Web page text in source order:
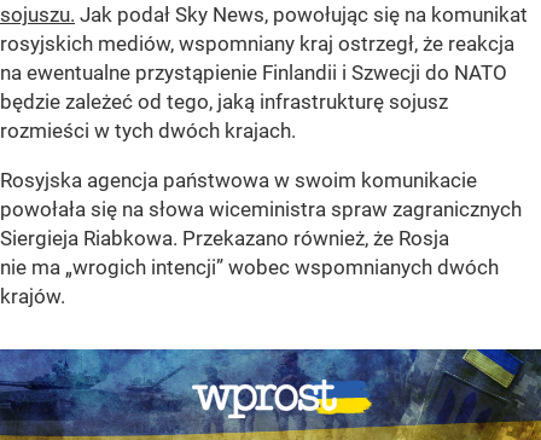
sojuszu. Jak podał Sky News, powołując się na komunikat
rosyjskich mediów, wspomniany kraj ostrzegł, że reakcja
na ewentualne przystąpienie Finlandii i Szwecji do NATO
będzie zależeć od tego, jaką infrastrukturę sojusz
rozmieści w tych dwóch krajach.
Rosyjska agencja państwowa w swoim komunikacie
powołała się na słowa wiceministra spraw zagranicznych
Siergieja Riabkowa. Przekazano również, że Rosja
nie ma „wrogich intencji” wobec wspomnianych dwóch
krajów.